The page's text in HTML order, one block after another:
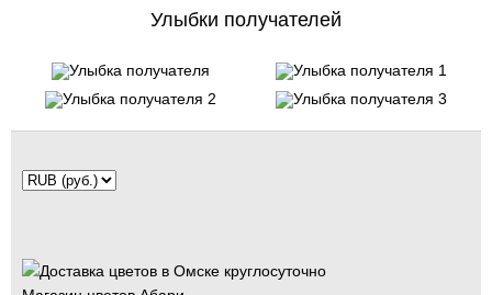
Улыбки получателей